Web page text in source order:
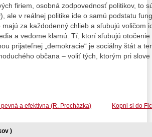
firiem, osobná zodpovednosť politikov, to
ale v reálnej politike ide o samú podstatu
za každodenný chlieb a sľubujú voličom
a vedome klamú. Tí, ktorí sľubujú
prijateľnej „demokracie“ je sociálny štát a
občana – voliť tých, ktorým pri
Kopni si do
a efektívna (R. Procházka)
)